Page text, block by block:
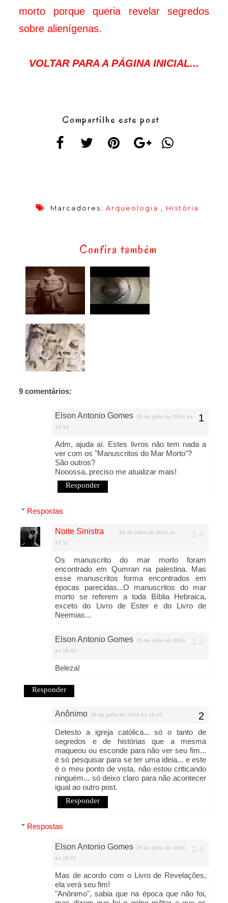
morto porque queria revelar segredos
sobre alienígenas.
VOLTAR PARA A PÁGINA INICIAL...
Compartilhe este post
Marcadores: Arqueologia História
Confira também
9 comentários:
Elson Antonio Gomes
25 de julho de 2014 às
15:14
Adm, ajuda aí. Estes livros não tem nada a
ver com os "Manuscritos do Mar Morto"?
São outros?
Nooossa, preciso me atualizar mais!
Responder
Respostas
Noite Sinistra
25 de julho de 2014 às
17:11
Os manuscrito do mar morto foram
encontrado em Qumran na palestina. Mas
esse manuscritos forma encontrados em
épocas parecidas...O manuscritos do mar
morto se referem a toda Bíblia Hebraica,
exceto do Livro de Ester e do Livro de
Neemias...
Elson Antonio Gomes
25 de julho de 2014
às 18:42
Beleza!
Responder
Anônimo 25 de julho de 2014 às 15:47
Detesto a igreja católica... só o tanto de
segredos e de histórias que a mesma
maqueou ou esconde para não ver seu fim...
é só pesquisar para se ter uma ideia... e este
é o meu ponto de vista, não estou criticando
ninguém... só deixo claro para não acontecer
igual ao outro post.
Responder
Respostas
Elson Antonio Gomes
25 de julho de 2014
às 16:21
Mas de acordo com o Livro de Revelações,
ela verá seu fim!
"Anônimo", sabia que na época que não foi,